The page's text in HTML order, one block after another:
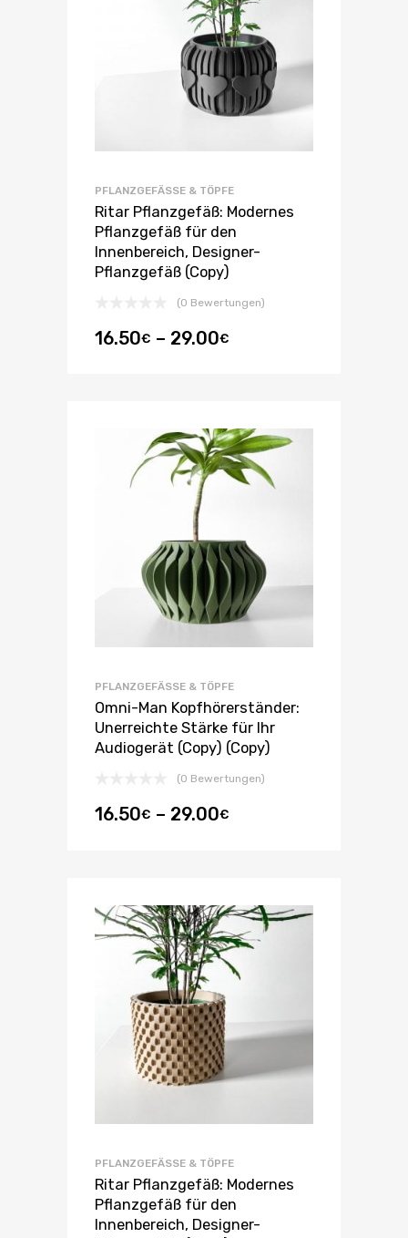
PFLANZGEFÄSSE & TÖPFE
Ritar Pflanzgefäß: Modernes
Pflanzgefäß für den
Innenbereich, Designer-
Pflanzgefäß (Copy)
(0 Bewertungen)
16.50€ – 29.00€
PFLANZGEFÄSSE & TÖPFE
Omni-Man Kopfhörerständer:
Unerreichte Stärke für Ihr
Audiogerät (Copy) (Copy)
(0 Bewertungen)
16.50€ – 29.00€
PFLANZGEFÄSSE & TÖPFE
Ritar Pflanzgefäß: Modernes
Pflanzgefäß für den
Innenbereich, Designer-